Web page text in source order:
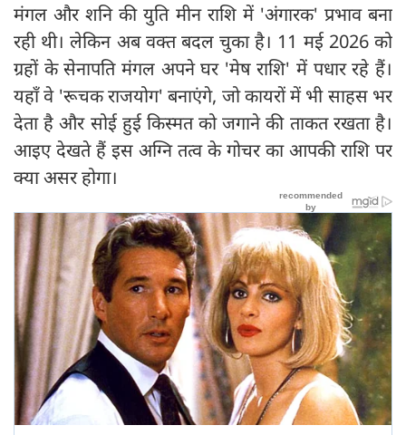
मंगल और शनि की युति मीन राशि में 'अंगारक' प्रभाव बना
रही थी। लेकिन अब वक्त बदल चुका है। 11 मई 2026 को
ग्रहों के सेनापति मंगल अपने घर 'मेष राशि' में पधार रहे हैं।
यहाँ वे 'रूचक राजयोग' बनाएंगे, जो कायरों में भी साहस भर
देता है और सोई हुई किस्मत को जगाने की ताकत रखता है।
आइए देखते हैं इस अग्नि तत्व के गोचर का आपकी राशि पर
क्या असर होगा।